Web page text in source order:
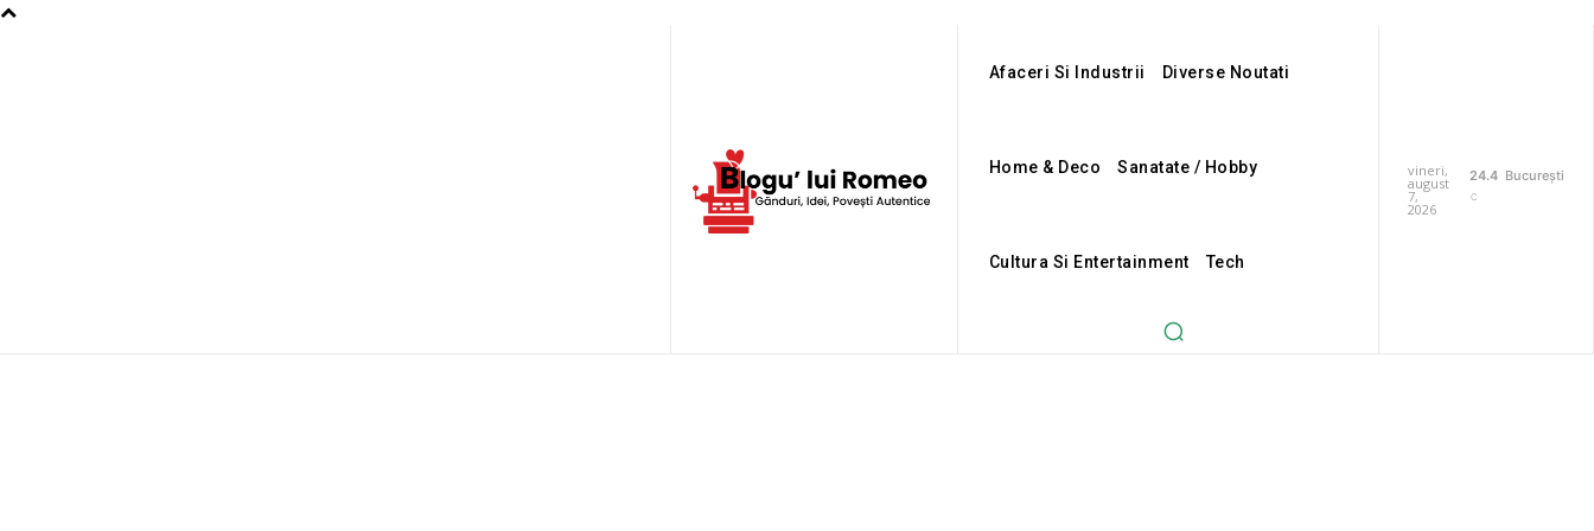
Afaceri Si Industrii Diverse Noutati
Home & Deco Sanatate / Hobby
Cultura Si Entertainment Tech
vineri,
august
7,
2026
24.4
C
București